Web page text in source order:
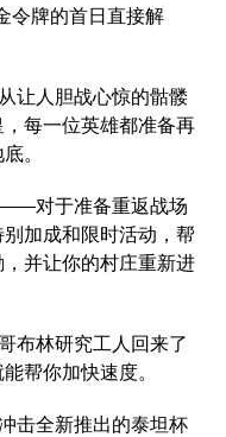
令牌的首日直接解
让人胆战心惊的骷髅
每一位英雄都准备再
。
——对于准备重返战场
加成和限时活动，帮
并让你的村庄重新进
布林研究工人回来了
帮你加快速度。
击全新推出的泰坦杯